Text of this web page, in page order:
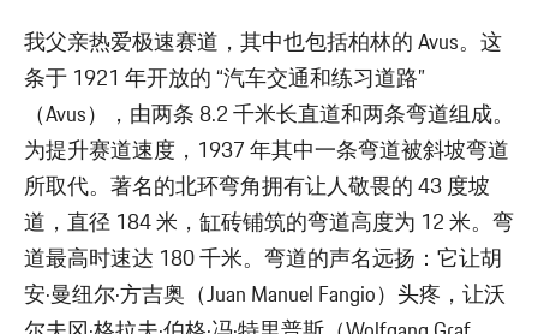
我父亲热爱极速赛道，其中也包括柏林的 Avus。这
条于 1921 年开放的 “汽车交通和练习道路”
（Avus），由两条 8.2 千米长直道和两条弯道组成。
为提升赛道速度，1937 年其中一条弯道被斜坡弯道
所取代。著名的北环弯角拥有让人敬畏的 43 度坡
道，直径 184 米，缸砖铺筑的弯道高度为 12 米。弯
道最高时速达 180 千米。弯道的声名远扬：它让胡
安·曼纽尔·方吉奥（Juan Manuel Fangio）头疼，让沃